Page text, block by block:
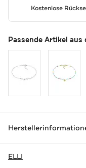
Kostenlose
Passende Artikel aus
ELLI